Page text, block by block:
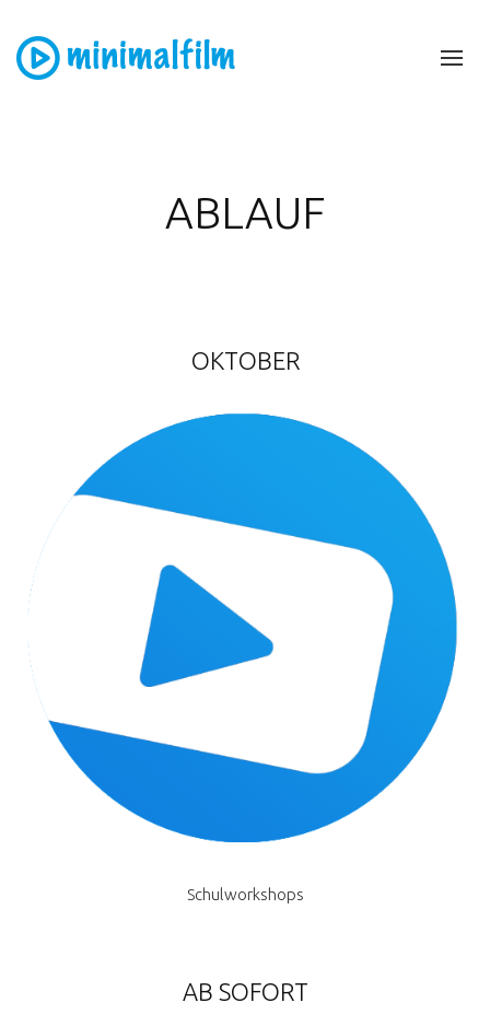
ABLAUF
OKTOBER
Schulworkshops
AB SOFORT